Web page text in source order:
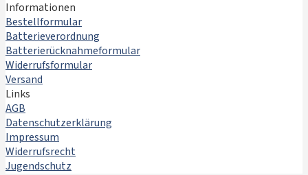
Informationen
Bestellformular
Batterieverordnung
Batterierücknahmeformular
Widerrufsformular
Versand
Links
AGB
Datenschutzerklärung
Impressum
Widerrufsrecht
Jugendschutz